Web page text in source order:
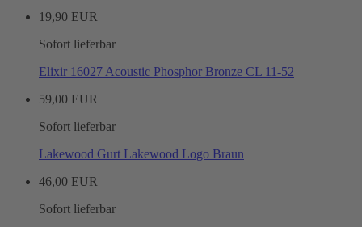
19,90 EUR
Sofort lieferbar
Elixir 16027 Acoustic Phosphor Bronze CL 11-52
59,00 EUR
Sofort lieferbar
Lakewood Gurt Lakewood Logo Braun
46,00 EUR
Sofort lieferbar